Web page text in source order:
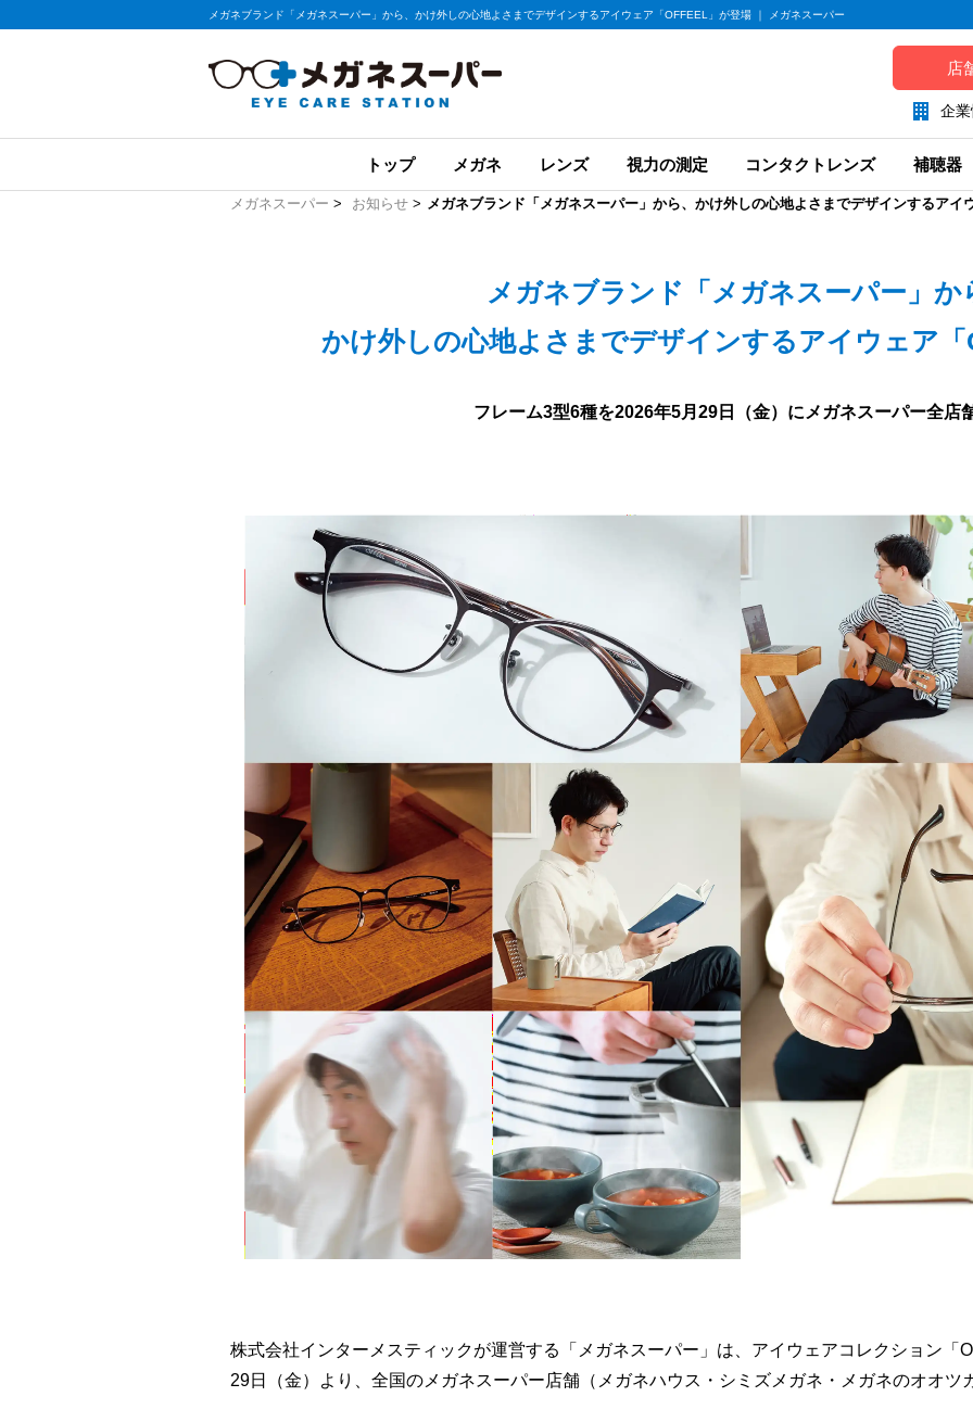
メガネブランド「メガネスーパー」から、かけ外しの心地よさまでデザインするアイウェア「OFFEEL」が登場 ｜ メガネスーパー
店
企
トップ メガネ レンズ 視力の測定 コンタクトレンズ 補聴器
メガネスーパー > お知らせ > メガネブランド「メガネスーパー」から、かけ外しの心地よさまでデザインするアイ
メガネブランド「メガネスーパー」か
かけ外しの心地よさまでデザインするアイウェア「
フレーム3型6種を2026年5月29日（金）にメガネスーパー全店
株式会社インターメスティックが運営する「メガネスーパー」は、アイウェアコレクション「
29日（金）より、全国のメガネスーパー店舗（メガネハウス・シミズメガネ・メガネのオオツ